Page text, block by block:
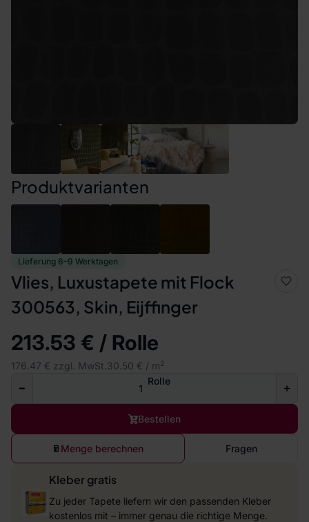
Lieferung 6–9 Werktagen
Vlies, Luxustapete mit Flock
300563, Skin, Eijffinger
213.53 € / Rolle
176.47 € zzgl. MwSt. 30.50 € / m2
Rolle
Bestellen
Menge berechnen Fragen
Kleber gratis
Zu jeder Tapete liefern wir den passenden Kleber
kostenlos mit – immer genau die richtige Menge.
Produktvarianten